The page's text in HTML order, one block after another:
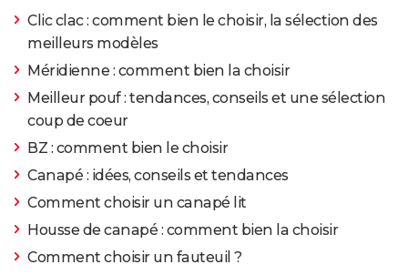
Clic clac : comment bien le choisir, la sélection des
meilleurs modèles
Méridienne : comment bien la choisir
Meilleur pouf : tendances, conseils et une sélection
coup de coeur
BZ : comment bien le choisir
Canapé : idées, conseils et tendances
Comment choisir un canapé lit
Housse de canapé : comment bien la choisir
Comment choisir un fauteuil ?